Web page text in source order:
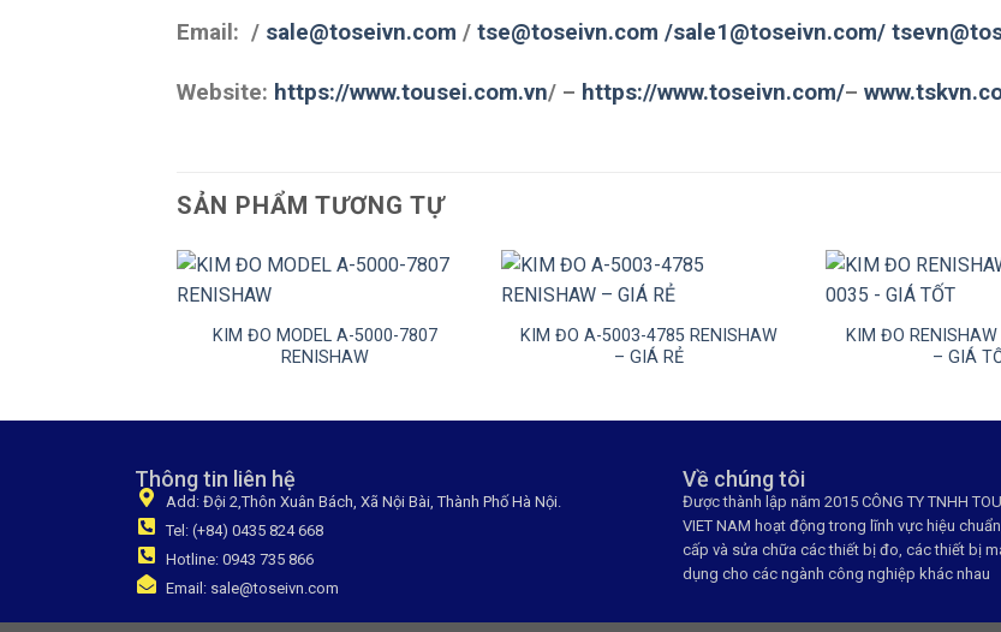
Email: / sale@toseivn.com / tse@toseivn.com /sale1@toseivn.com/
Website: https://www.tousei.com.vn/ – https://www.toseivn.com/–
SẢN PHẨM TƯƠNG TỰ
+
KIM ĐO MODEL A-5000-7807
RENISHAW
+
KIM ĐO A-5003-4785 RENISHAW
– GIÁ RẺ
+
KIM ĐO
– GIÁ
Thông tin liên hệ
Add: Đội 2,Thôn Xuân Bách, Xã Nội Bài, Thành Phố Hà Nội.
Tel: (+84) 0435 824 668
Hotline: 0943 735 866
Email: sale@toseivn.com
Về chúng tôi
Được thành lập năm 2015 CÔNG TY TNHH
VIET NAM hoạt động trong lĩnh vực hiệu
cấp và sửa chữa các thiết bị đo, các thiết bị
dụng cho các ngành công nghiệp khác nhau